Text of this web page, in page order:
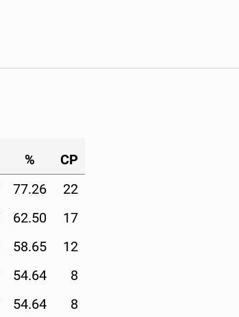
%
CP
77.26
22
62.50
17
58.65
12
54.64
8
54.64
8